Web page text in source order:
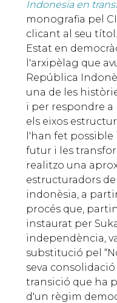
Indonesia en
monografia pel
clicant al seu
Estat en
l'arxipèlag que
República
una de les
i per respondre
els eixos
l'han fet possible
futur i les
realitzo una
estructuradors
indonèsia, a
procés que,
instaurat per
independència,
substitució pel
seva
transició que ha
d'un règim